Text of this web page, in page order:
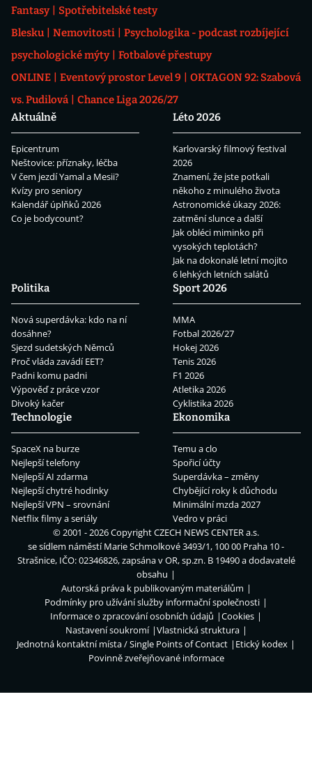
Fantasy
Spotřebitelské testy
Blesku
Nemovitosti
Psychologika - podcast rozbíjející
psychologické mýty
Fotbalové přestupy
ONLINE
Eventový prostor Level 9
OKTAGON 92: Szabová
vs. Pudilová
Chance Liga 2026/27
Aktuálně
Epicentrum
Neštovice: příznaky, léčba
V čem jezdí Yamal a Mesii?
Kvízy pro seniory
Kalendář úplňků 2026
Co je bodycount?
Léto 2026
Karlovarský filmový festival
2026
Znamení, že jste potkali
někoho z minulého života
Astronomické úkazy 2026:
zatmění slunce a další
Jak obléci miminko při
vysokých teplotách?
Jak na dokonalé letní mojito
6 lehkých letních salátů
Politika
Nová superdávka: kdo na ní
dosáhne?
Sjezd sudetských Němců
Proč vláda zavádí EET?
Padni komu padni
Výpověď z práce vzor
Divoký kačer
Sport 2026
MMA
Fotbal 2026/27
Hokej 2026
Tenis 2026
F1 2026
Atletika 2026
Cyklistika 2026
Technologie
SpaceX na burze
Nejlepší telefony
Nejlepší AI zdarma
Nejlepší chytré hodinky
Nejlepší VPN – srovnání
Netflix filmy a seriály
Ekonomika
Temu a clo
Spořicí účty
Superdávka – změny
Chybějící roky k důchodu
Minimální mzda 2027
Vedro v práci
© 2001 - 2026 CopyrightCZECH NEWS CENTER a.s.
se sídlem náměstí Marie Schmolkové 3493/1, 100 00 Praha 10 -
Strašnice, IČO: 02346826, zapsána v OR, sp.zn. B 19490 a dodavatelé
obsahu
Autorská práva k publikovaným materiálům
Podmínky pro užívání služby informační společnosti
Informace o zpracování osobních údajů
Cookies
Nastavení soukromí
Vlastnická struktura
Jednotná kontaktní místa / Single Points of Contact
Etický kodex
Povinně zveřejňované informace